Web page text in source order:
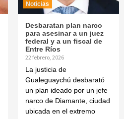
Noticias
Desbaratan plan narco
para asesinar a un juez
federal y a un fiscal de
Entre Ríos
22 febrero, 2026
La justicia de
Gualeguaychú desbarató
un plan ideado por un jefe
narco de Diamante, ciudad
ubicada en el extremo